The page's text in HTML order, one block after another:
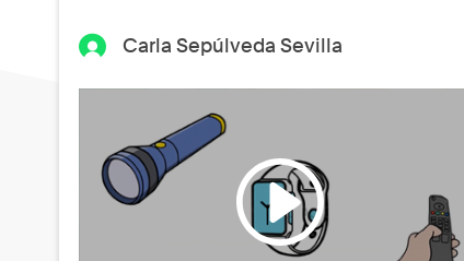
Carla Sepúlveda Sevilla